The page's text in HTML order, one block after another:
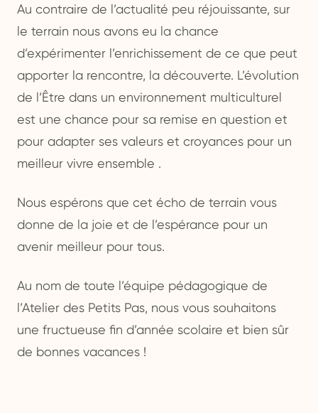
Au contraire de l’actualité peu réjouissante, sur
le terrain nous avons eu la chance
d’expérimenter l’enrichissement de ce que peut
apporter la rencontre, la découverte. L’évolution
de l’Être dans un environnement multiculturel
est une chance pour sa remise en question et
pour adapter ses valeurs et croyances pour un
meilleur vivre ensemble .
Nous espérons que cet écho de terrain vous
donne de la joie et de l’espérance pour un
avenir meilleur pour tous.
Au nom de toute l’équipe pédagogique de
l’Atelier des Petits Pas, nous vous souhaitons
une fructueuse fin d’année scolaire et bien sûr
de bonnes vacances !